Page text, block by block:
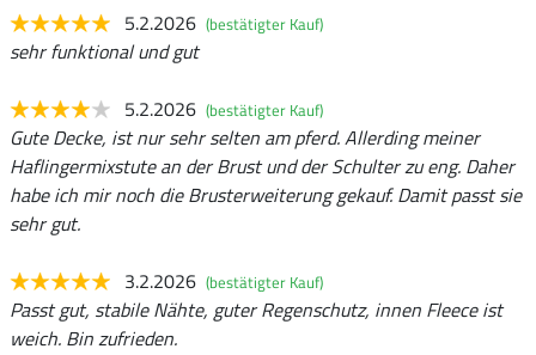
5.2.2026 (bestätigter Kauf)
sehr funktional und gut
5.2.2026 (bestätigter Kauf)
Gute Decke, ist nur sehr selten am pferd. Allerding meiner
Haflingermixstute an der Brust und der Schulter zu eng. Daher
habe ich mir noch die Brusterweiterung gekauf. Damit passt sie
sehr gut.
3.2.2026 (bestätigter Kauf)
Passt gut, stabile Nähte, guter Regenschutz, innen Fleece ist
weich. Bin zufrieden.